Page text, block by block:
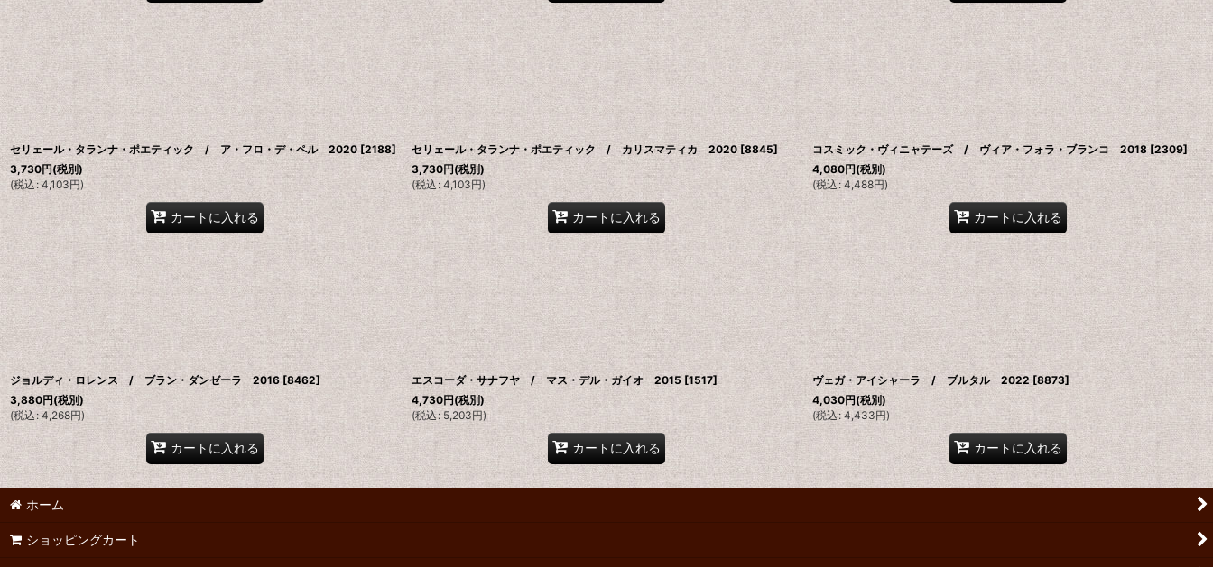
セリェール・タランナ・ポエティック / ア・フロ・デ・ペル 2020 [2188]
3,730円(税別)
(税込: 4,103円)
カートに入れる
セリェール・タランナ・ポエティック / カリスマティカ 2020 [8845]
3,730円(税別)
(税込 : 4,103円)
カートに入れる
コスミック・ヴィニャテーズ / ヴィア・フォラ・ブランコ 2018 [2309]
4,080円(税別)
(税込 : 4,488円)
カートに入れる
ジョルディ・ロレンス / ブラン・ダンゼーラ 2016 [8462]
3,880円(税別)
(税込 : 4,268円)
カートに入れる
エスコーダ・サナフヤ / マス・デル・ガイオ 2015 [1517]
4,730円(税別)
(税込 : 5,203円)
カートに入れる
ヴェガ・アイシャーラ / ブルタル 2022 [8873]
4,030円(税別)
(税込: 4,433円)
カートに入れる
ホーム
ショッピングカート